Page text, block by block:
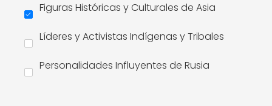
Figuras Históricas y Culturales de Asia
Líderes y Activistas Indígenas y Tribales
Personalidades Influyentes de Rusia